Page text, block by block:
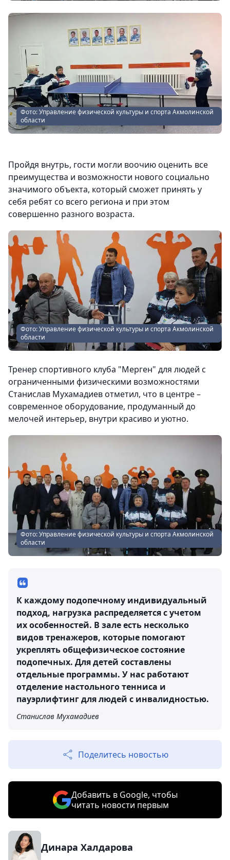
Фото: Управление физической культуры и спорта Акмолинской
области
Пройдя внутрь, гости могли воочию оценить все
преимущества и возможности нового социально
значимого объекта, который сможет принять у
себя ребят со всего региона и при этом
совершенно разного возраста.
Фото: Управление физической культуры и спорта Акмолинской
области
Тренер спортивного клуба "Мерген" для людей с
ограниченными физическими возможностями
Станислав Мухамадиев отметил, что в центре –
современное оборудование, продуманный до
мелочей интерьер, внутри красиво и уютно.
Фото: Управление физической культуры и спорта Акмолинской
области
К каждому подопечному индивидуальный
подход, нагрузка распределяется с учетом
их особенностей. В зале есть несколько
видов тренажеров, которые помогают
укреплять общефизическое состояние
подопечных. Для детей составлены
отдельные программы. У нас работают
отделение настольного тенниса и
пауэрлифтинг для людей с инвалидностью.
Станислав Мухамадиев
Поделитесь новостью
Добавить в Google, чтобы
читать новости первым
Динара Халдарова